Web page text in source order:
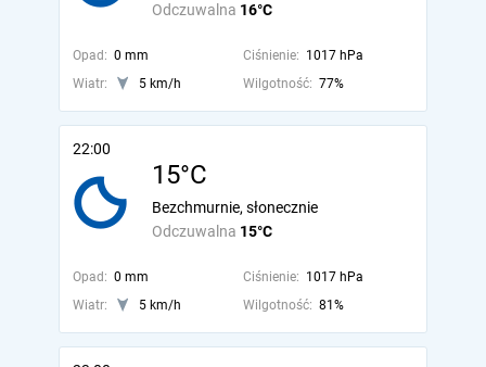
Odczuwalna 16°C
Opad: 0 mm Ciśnienie: 1017 hPa
Wiatr:
5 km/h Wilgotność: 77%
22:00
15°C
Odczuwalna 15°C
Bezchmurnie, słonecznie
Opad: 0 mm Ciśnienie: 1017 hPa
Wiatr:
5 km/h Wilgotność: 81%